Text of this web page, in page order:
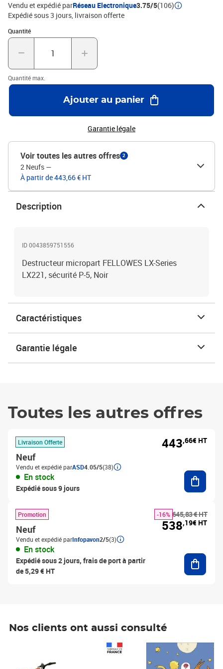
Vendu et expédié parRéseau Electronique3.75/5(106)
Expédié sous 3 jours livraison offerte
Quantité
Quantité : 1
Quantité max.
Ajouter au panier
Garantie légale
Voir toutes les autres offres 2
2 Neufs —
À partir de 443,66 € HT
Description
ID 0043859751556
Destructeur micropart FELLOWES LX-Series
LX221, sécurité P-5, Noir
Caractéristiques
Garantie légale
Toutes les autres offres
Livraison Offerte
Neuf
Vendu et expédié parASD4.05/5(38)
En stock
Expédié sous 9 jours
443,66€ HT
Promotion
Neuf
Vendu et expédié parInfopavon2/5(3)
En stock
Expédié sous 2 jours, frais de port à partir
de 5,29 € HT
645,83 € HT
-16%
538,19€ HT
Nos clients ont aussi consulté
Prix 6,25€ HT